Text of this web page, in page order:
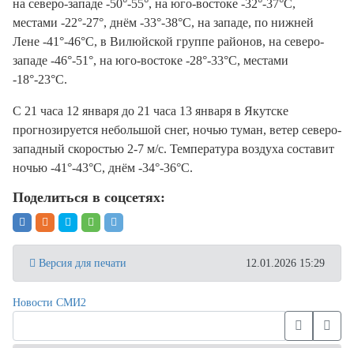
на северо-западе -50°-55°, на юго-востоке -32°-37°С,
местами -22°-27°, днём -33°-38°С, на западе, по нижней
Лене -41°-46°С, в Вилюйской группе районов, на северо-
западе -46°-51°, на юго-востоке -28°-33°С, местами
-18°-23°С.
С 21 часа 12 января до 21 часа 13 января в Якутске
прогнозируется небольшой снег, ночью туман, ветер северо-
западный скоростью 2-7 м/с. Температура воздуха составит
ночью -41°-43°С, днём -34°-36°С.
Поделиться в соцсетях:
Версия для печати 12.01.2026 15:29
Новости СМИ2